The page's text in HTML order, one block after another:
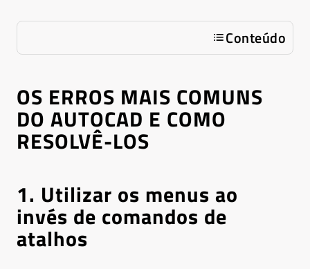
Conteúdo
OS ERROS MAIS COMUNS
DO AUTOCAD E COMO
RESOLVÊ-LOS
1. Utilizar os menus ao
invés de comandos de
atalhos